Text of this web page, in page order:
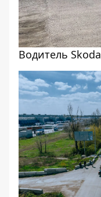
Водитель